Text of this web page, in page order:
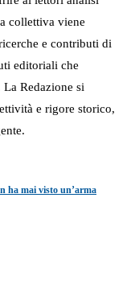
collettiva viene
e contributi di
editoriali che
Redazione si
e rigore storico,
ha mai visto un’arma